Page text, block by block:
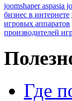
joomshaper aspasia
бизнес в интернете
игровых аппаратов
производителей
Где